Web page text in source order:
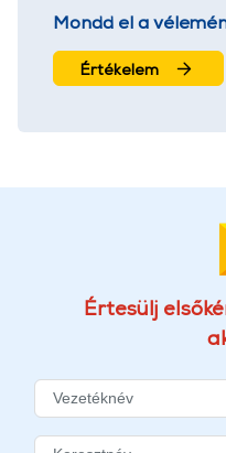
Mondd el a
Értékelem
Értesülj